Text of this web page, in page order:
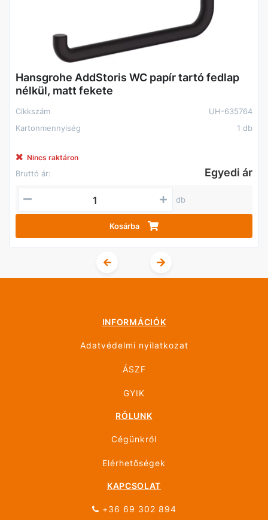
Hansgrohe AddStoris WC papír tartó fedlap
nélkül, matt fekete
Cikkszám
UH-635764
Kartonmennyiség
1 db
Nincs raktáron
Bruttó ár: Egyedi ár
db
Kosárba
INFORMÁCIÓK
Adatvédelmi nyilatkozat
ÁSZF
GYIK
RÓLUNK
Cégünkről
Elérhetőségek
KAPCSOLAT
+36 69 302 894